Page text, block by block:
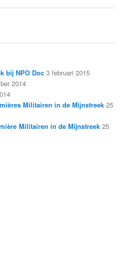
bij NPO Doc 3 februari 2015
2014
Militairen in de Mijnstreek 25
Militairen in de Mijnstreek 25